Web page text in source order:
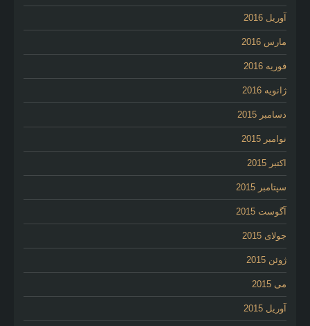
آوریل 2016
مارس 2016
فوریه 2016
ژانویه 2016
دسامبر 2015
نوامبر 2015
اکتبر 2015
سپتامبر 2015
آگوست 2015
جولای 2015
ژوئن 2015
می 2015
آوریل 2015